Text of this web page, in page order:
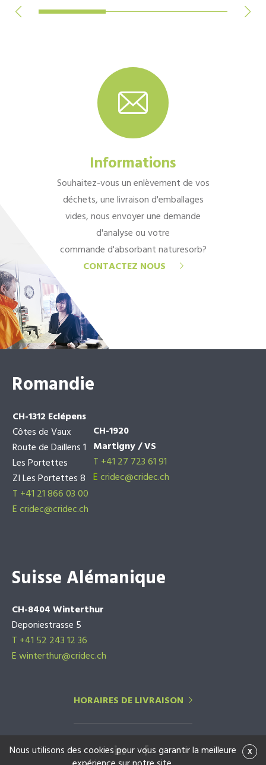
Informations
Souhaitez-vous un enlèvement de vos
déchets, une livraison d'emballages
vides, nous envoyer une demande
d'analyse ou votre
commande d'absorbant naturesorb?
CONTACTEZ NOUS
Romandie
CH-1312 Eclépens
Côtes de Vaux
Route de Daillens 1
Les Portettes
ZI Les Portettes 8
T +41 21 866 03 00
Ecridec@cridec.ch
CH-1920
Martigny / VS
T +41 27 723 61 91
Ecridec@cridec.ch
Suisse Alémanique
CH-8404 Winterthur
Deponiestrasse 5
T +41 52 243 12 36
E winterthur@cridec.ch
HORAIRES DE LIVRAISON
x
Nous utilisons des cookies pour vous garantir la meilleure